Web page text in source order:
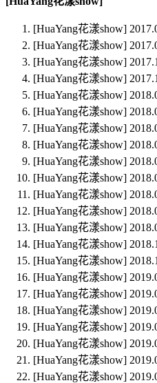
[HuaYang花漾show]
[HuaYang花漾show]
[HuaYang花漾show]
[HuaYang花漾show]
[HuaYang花漾show]
[HuaYang花漾show]
[HuaYang花漾show]
[HuaYang花漾show]
[HuaYang花漾show]
[HuaYang花漾show]
[HuaYang花漾show]
[HuaYang花漾show]
[HuaYang花漾show]
[HuaYang花漾show]
[HuaYang花漾show]
[HuaYang花漾show]
[HuaYang花漾show]
[HuaYang花漾show]
[HuaYang花漾show]
[HuaYang花漾show]
[HuaYang花漾show]
[HuaYang花漾show]